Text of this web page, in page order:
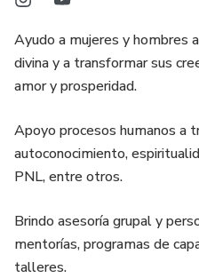
necesidades de tu negocio.
3. Actividades de
real en tu negocio
4. 6 sesiones personalizadas
5. Trabajo espiritual para
6. Acceso al programa
acceso a masterclass con
Ayudo a mujeres y hombres
divina y a transformar sus
amor y prosperidad.
Apoyo procesos humanos a
autoconocimiento,
PNL, entre otros.
Brindo asesoría grupal y
mentorías, programas de
talleres.